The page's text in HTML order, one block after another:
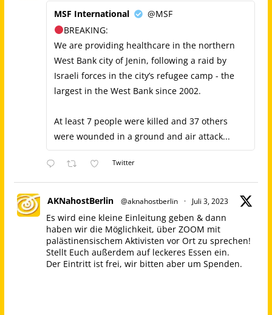
MSF International
@MSF
BREAKING:
We are providing healthcare in the northern
West Bank city of Jenin, following a raid by
Israeli forces in the city’s refugee camp - the
largest in the West Bank since 2002.
At least 7 people were killed and 37 others
were wounded in a ground and air attack...
Twitter
AKNahostBerlin @aknahostberlin · Juli 3, 2023
Es wird eine kleine Einleitung geben & dann
haben wir die Möglichkeit, über ZOOM mit
palästinensischem Aktivisten vor Ort zu sprechen!
Stellt Euch außerdem auf leckeres Essen ein.
Der Eintritt ist frei, wir bitten aber um Spenden.